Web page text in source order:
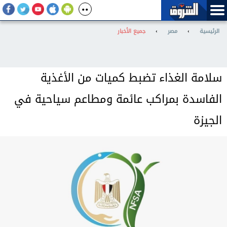
الرئيسية › مصر › جميع الأخبار
سلامة الغذاء تضبط كميات من الأغذية
الفاسدة بمراكب عائمة ومطاعم سياحية في
الجيزة